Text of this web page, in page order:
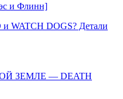
и Флинн]
и WATCH DOGS? Детали
ЗЕМЛЕ — DEATH